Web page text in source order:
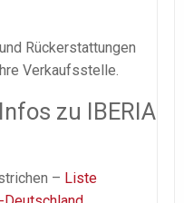
Rückerstattungen
Verkaufsstelle.
zu IBERIA
– Liste